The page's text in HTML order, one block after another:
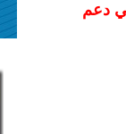
دعم